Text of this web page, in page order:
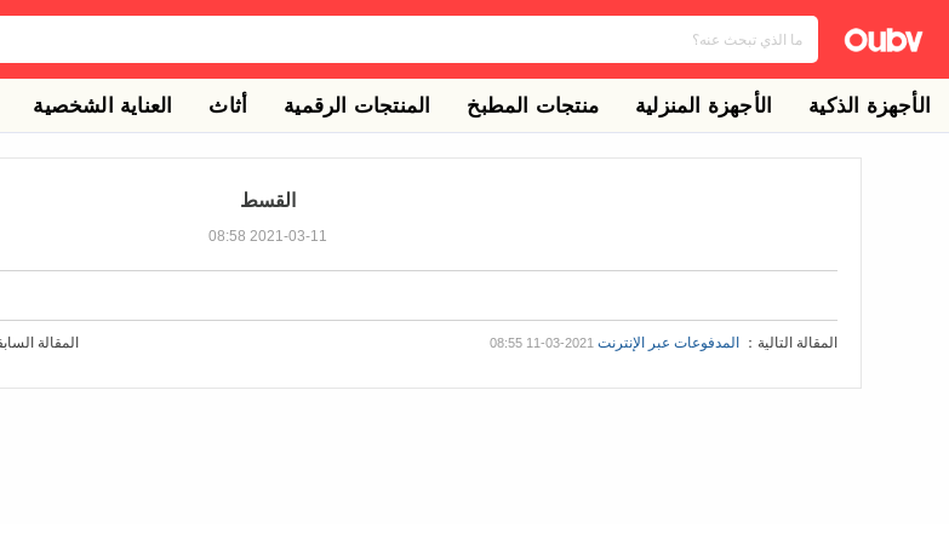
الأجهزة الذكية الأجهزة المنزلية منتجات المطبخ المنتجات الرقمية أثاث العناية الشخصية
القسط
2021-03-11 08:58
المقالة المقالة التالية： المدفوعات عبر الإنترنت 2021-03-11 08:55